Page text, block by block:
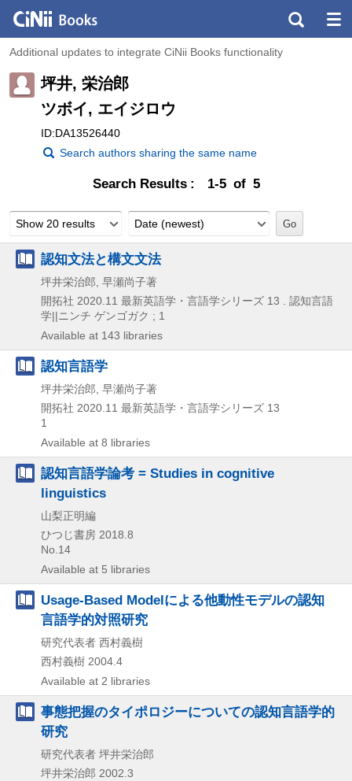
Additional updates to integrate CiNii Books functionality
坪井, 栄治郎
ツボイ, エイジロウ
ID:DA13526440
Search authors sharing the same name
Search Results 1-5 of 5
Show 20 results Date (newest)
認知文法と構文文法
坪井栄治郎, 早瀬尚子著
開拓社 2020.11 最新英語学・言語学シリーズ 13 . 認知言語
学||ニンチ ゲンゴガク ; 1
Available at 143 libraries
認知言語学
坪井栄治郎, 早瀬尚子著
開拓社 2020.11 最新英語学・言語学シリーズ 13
1
Available at 8 libraries
認知言語学論考 = Studies in cognitive
linguistics
山梨正明編
ひつじ書房 2018.8
No.14
Available at 5 libraries
Usage-Based Modelによる他動性モデルの認知
言語学的対照研究
研究代表者 西村義樹
西村義樹 2004.4
Available at 2 libraries
事態把握のタイポロジーについての認知言語学的
研究
研究代表者 坪井栄治郎
坪井栄治郎 2002.3